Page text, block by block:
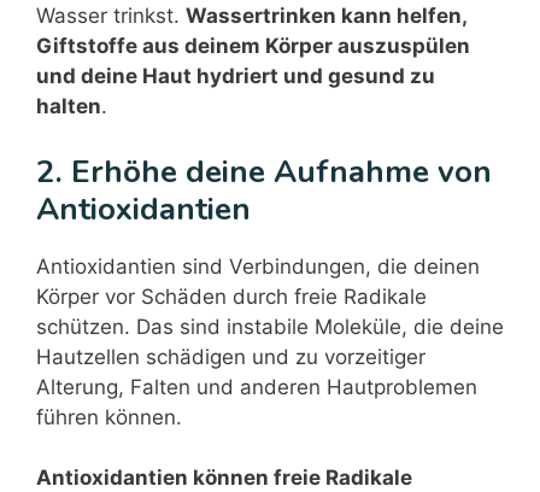
Wasser trinkst. Wassertrinken kann helfen,
Giftstoffe aus deinem Körper auszuspülen
und deine Haut hydriert und gesund zu
halten.
2. Erhöhe deine Aufnahme von
Antioxidantien
Antioxidantien sind Verbindungen, die deinen
Körper vor Schäden durch freie Radikale
schützen. Das sind instabile Moleküle, die deine
Hautzellen schädigen und zu vorzeitiger
Alterung, Falten und anderen Hautproblemen
führen können.
Antioxidantien können freie Radikale